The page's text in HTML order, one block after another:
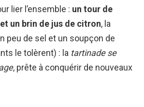
lier l’ensemble : un tour de
un brin de jus de citron, la
peu de sel et un soupçon de
le tolèrent) : la tartinade se
, prête à conquérir de nouveaux